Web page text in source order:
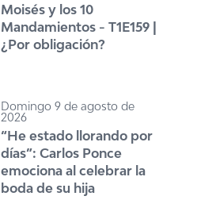
Moisés y los 10
Mandamientos - T1E159 |
¿Por obligación?
Domingo 9 de agosto de
2026
“He estado llorando por
días”: Carlos Ponce
emociona al celebrar la
boda de su hija